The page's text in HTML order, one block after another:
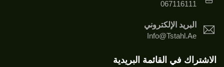
067116111
البريد الإلكتروني
Info@tstahl.ae
الاشتراك في القائمة البريدية